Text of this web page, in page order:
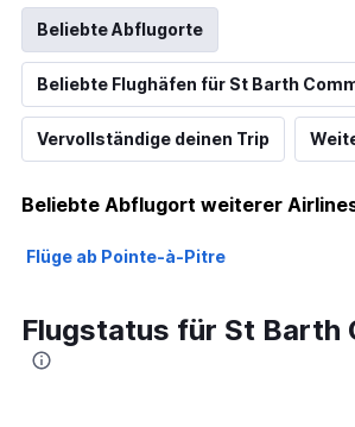
Beliebte Abflugorte
Beliebte Flughäfen für St Barth
Vervollständige deinen Trip
Beliebte Abflugort weiterer
Flüge ab Pointe-à-Pitre
Flugstatus für St Barth